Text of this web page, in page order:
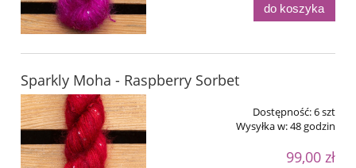
do koszyka
Sparkly Moha - Raspberry Sorbet
Dostępność:6 szt
Wysyłka w:48 godzin
99,00 zł